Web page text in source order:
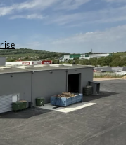
développement avec
au 703 rue Denis Papin, à
implantation renforce